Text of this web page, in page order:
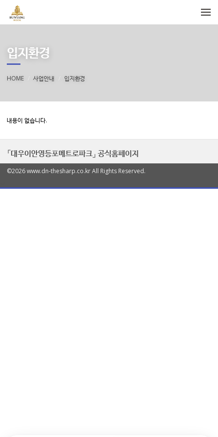
입지환경
HOME 사업안내 입지환경
내용이 없습니다.
「대우이안영등포메트로파크」 공식홈페이지
©2026 www.dn-thesharp.co.kr All Rights Reserved.